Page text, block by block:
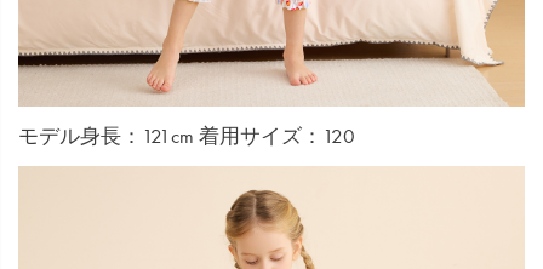
モデル身長：121cm 着用サイズ：120